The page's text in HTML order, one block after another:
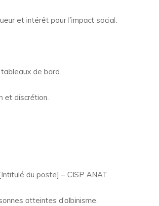
et intérêt pour l’impact social.
de bord.
et discrétion.
du poste] – CISP ANAT.
atteintes d’albinisme.